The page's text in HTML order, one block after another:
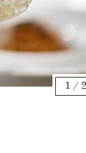
1 / 2